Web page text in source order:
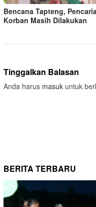
Bencana Tapteng,
Korban Masih Dilakukan
Tinggalkan Balasan
Anda harus masuk untuk
BERITA TERBARU